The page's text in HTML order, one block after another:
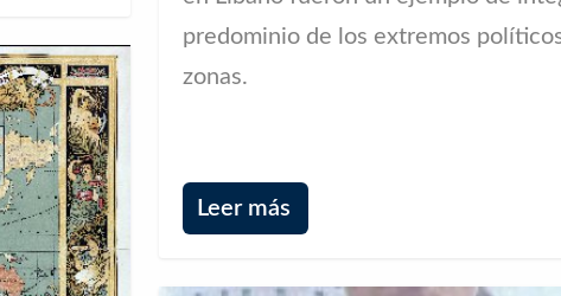
predominio de los extremos
zonas.
Leer más